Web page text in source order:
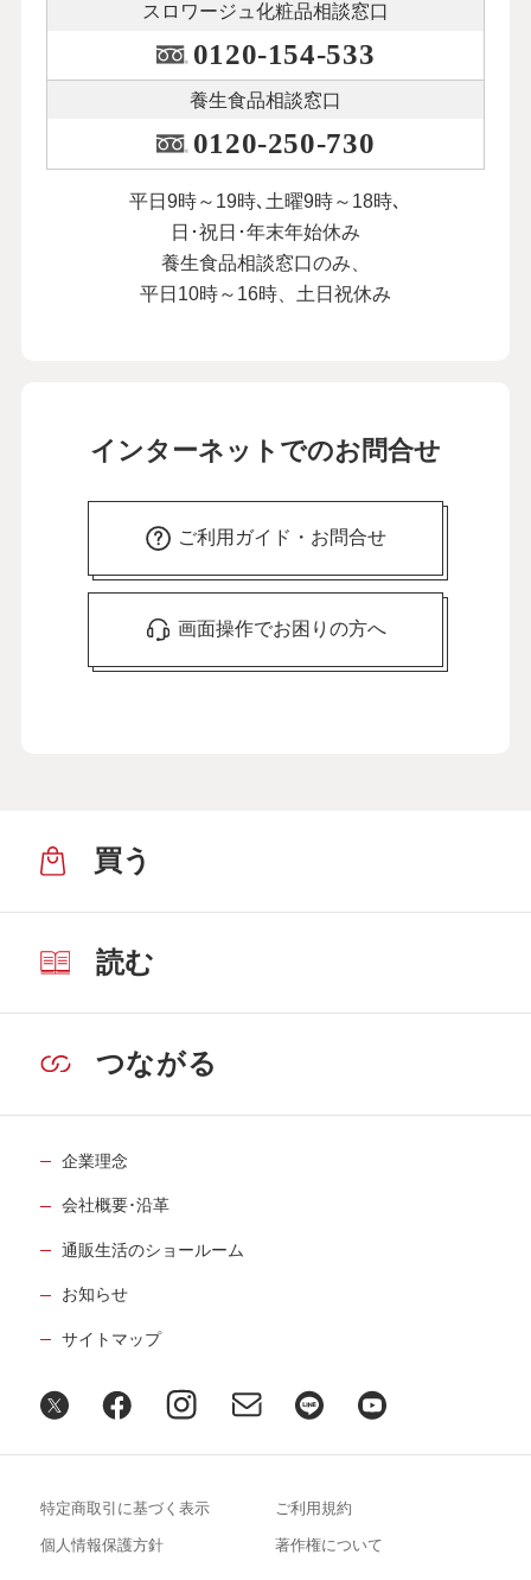
スロワージュ化粧品相談窓口
0120-154-533
養生食品相談窓口
0120-250-730
平日9時～19時､土曜9時～18時､
日･祝日･年末年始休み
養生食品相談窓口のみ、
平日10時～16時、土日祝休み
インターネットでのお問合せ
ご利用ガイド・お問合せ
画面操作でお困りの方へ
買う
読む
つながる
企業理念
会社概要･沿革
通販生活のショールーム
お知らせ
サイトマップ
特定商取引に基づく表示 ご利用規約
個人情報保護方針 著作権について